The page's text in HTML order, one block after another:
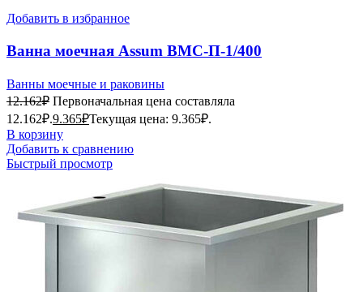
Добавить в избранное
Ванна моечная Assum ВМС-П-1/400
Ванны моечные и раковины
12.162₽ Первоначальная цена составляла
12.162₽.9.365₽Текущая цена: 9.365₽.
В корзину
Добавить к сравнению
Быстрый просмотр